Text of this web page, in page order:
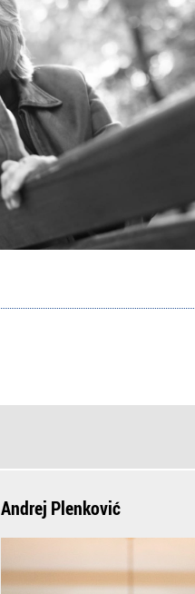
Andrej Plenković